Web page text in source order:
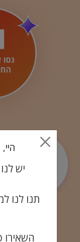
באיזה אזור
יש
תנו לנו
השאירו